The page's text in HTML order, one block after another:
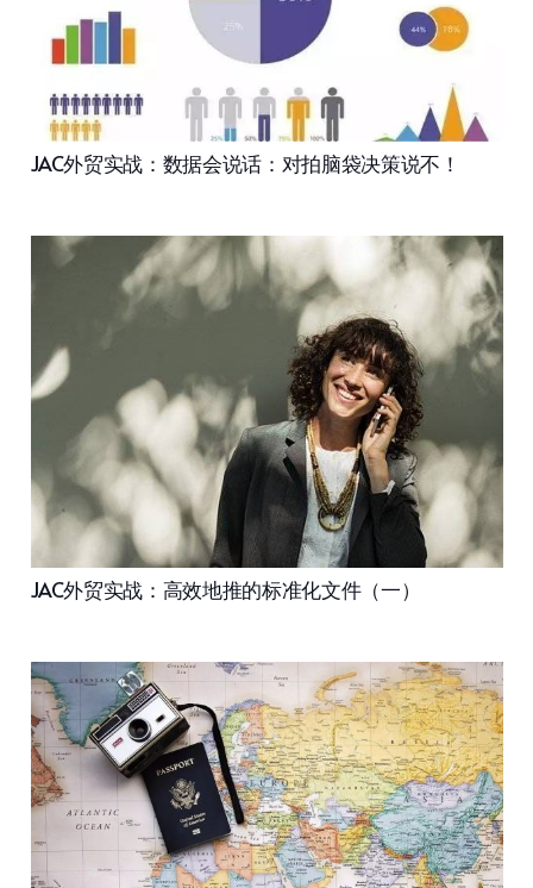
JAC外贸实战：数据会说话：对拍脑袋决策说不！
JAC外贸实战：高效地推的标准化文件（一）